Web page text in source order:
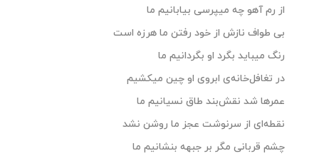
از رم آهو چه میپرسی بیابانیم ما
بی طواف نازش از خود رفتن ما هرزه است
رنگ میباید بگرد او بگردانیم ما
در تغافل‌خانه‌ی ابروی او چین میکشیم
عمرها شد نقش‌بند طاق نسیانیم ما
نقطه‌ای از سرنوشت عجز ما روشن نشد
چشم قربانی مگر بر جبهه بنشانیم ما